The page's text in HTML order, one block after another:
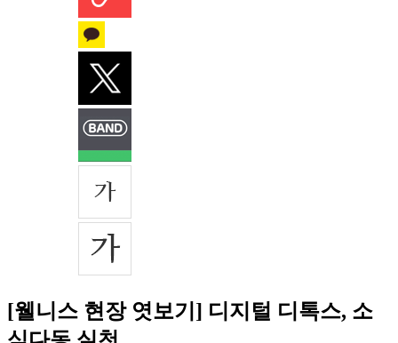
[웰니스 현장 엿보기] 디지털 디톡스, 소